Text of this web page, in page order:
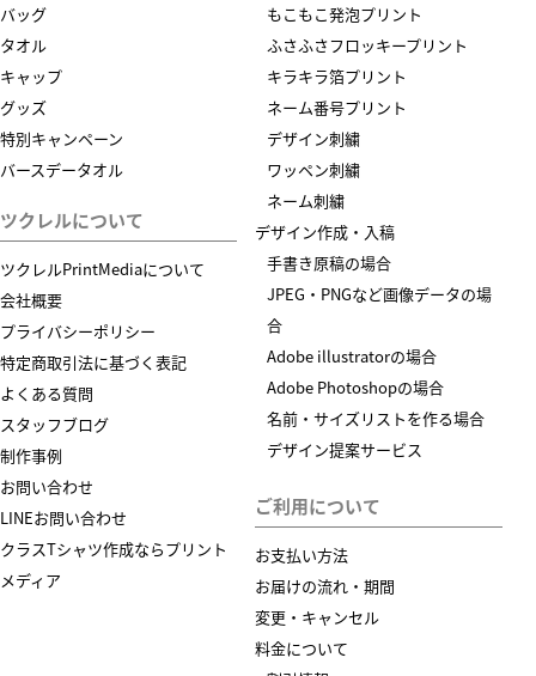
バッグ
タオル
キャップ
グッズ
特別キャンペーン
バースデータオル
ツクレルについて
ツクレルPrintMediaについて
会社概要
プライバシーポリシー
特定商取引法に基づく表記
よくある質問
スタッフブログ
制作事例
お問い合わせ
LINEお問い合わせ
クラスTシャツ作成ならプリント
メディア
もこもこ発泡プリント
ふさふさフロッキープリント
キラキラ箔プリント
ネーム番号プリント
デザイン刺繍
ワッペン刺繍
ネーム刺繍
デザイン作成・入稿
手書き原稿の場合
JPEG・PNGなど画像データの場
合
Adobe illustratorの場合
Adobe Photoshopの場合
名前・サイズリストを作る場合
デザイン提案サービス
ご利用について
お支払い方法
お届けの流れ・期間
変更・キャンセル
料金について